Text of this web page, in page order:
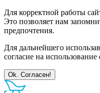
Для корректной работы
Это позволяет нам
предпочтения.
Для дальнейшего
согласие на
Ok. Согласен!